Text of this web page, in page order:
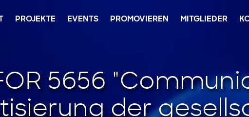
PROJEKTE EVENTS PROMOVIEREN MITGLIEDER